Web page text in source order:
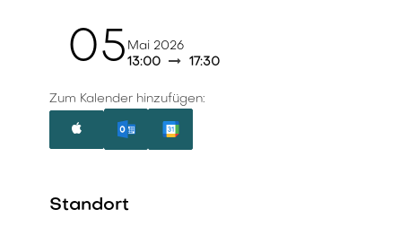
05 Mai 2026
13:00
17:30
Zum Kalender hinzufügen:
Standort